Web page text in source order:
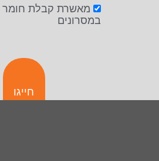
מאשרת קבלת חומר
במסרונים
חייגו